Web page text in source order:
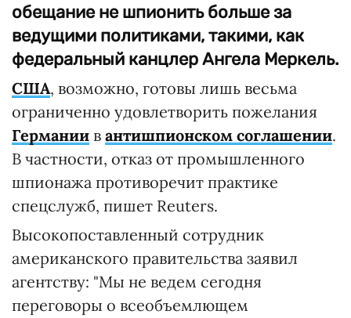
обещание не шпионить больше за
ведущими политиками, такими, как
федеральный канцлер Ангела Меркель.
США, возможно, готовы лишь весьма
ограниченно удовлетворить пожелания
Германии в антишпионском соглашении.
В частности, отказ от промышленного
шпионажа противоречит практике
спецслужб, пишет Reuters.
Высокопоставленный сотрудник
американского правительства заявил
агентству: "Мы не ведем сегодня
переговоры о всеобъемлющем